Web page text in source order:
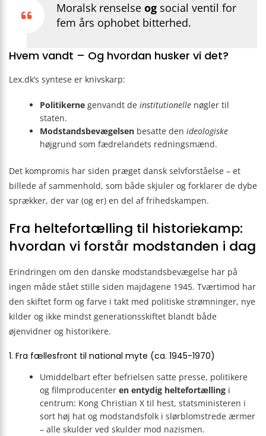
Moralsk renselse og social ventil for
fem års ophobet bitterhed.
Hvem vandt – Og hvordan husker vi det?
Lex.dk’s syntese er knivskarp:
Politikerne genvandt deinstitutionelle nøgler til
staten.
Modstandsbevægelsen besatte denideologiske
højgrund som fædrelandets redningsmænd.
Det kompromis har siden præget dansk selvforståelse – et
billede af sammenhold, som både skjuler og forklarer de dybe
sprækker, der var (og er) en del af frihedskampen.
Fra heltefortælling til historiekamp:
hvordan vi forstår modstanden i dag
Erindringen om den danske modstandsbevægelse har på
ingen måde stået stille siden majdagene 1945. Tværtimod har
den skiftet form og farve i takt med politiske strømninger, nye
kilder og ikke mindst generationsskiftet blandt både
øjenvidner og historikere.
1. Fra fællesfront til national myte (ca. 1945-1970)
Umiddelbart efter befrielsen satte presse, politikere
og filmproducenteren entydig heltefortælling i
centrum: Kong Christian X til hest, statsministeren i
sort høj hat og modstandsfolk i slørblomstrede ærmer
– alle skulder ved skulder mod nazismen.